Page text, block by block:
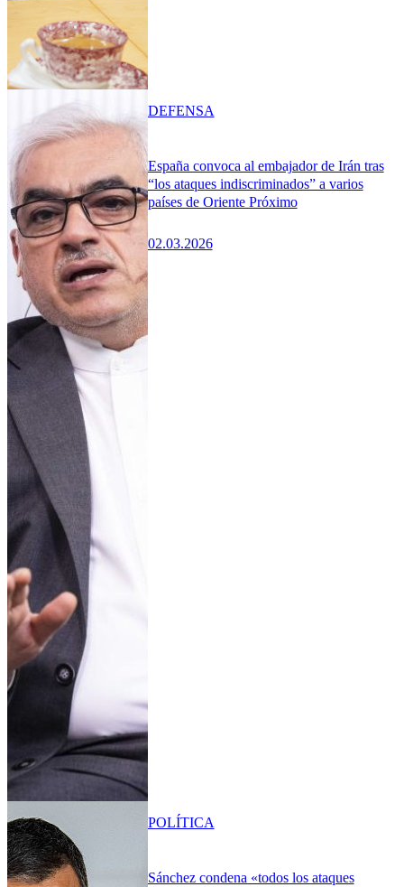
España convoca al embajador de Irán tras
“los ataques indiscriminados” a varios
países de Oriente Próximo
02.03.2026
DEFENSA
Sánchez condena «todos los ataques
POLÍTICA